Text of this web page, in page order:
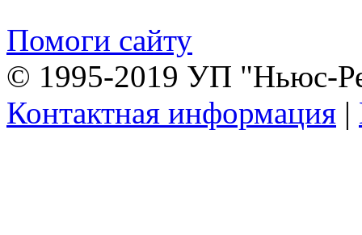
Помоги сайту
© 1995-2019 УП "Ньюс-
Контактная информация |